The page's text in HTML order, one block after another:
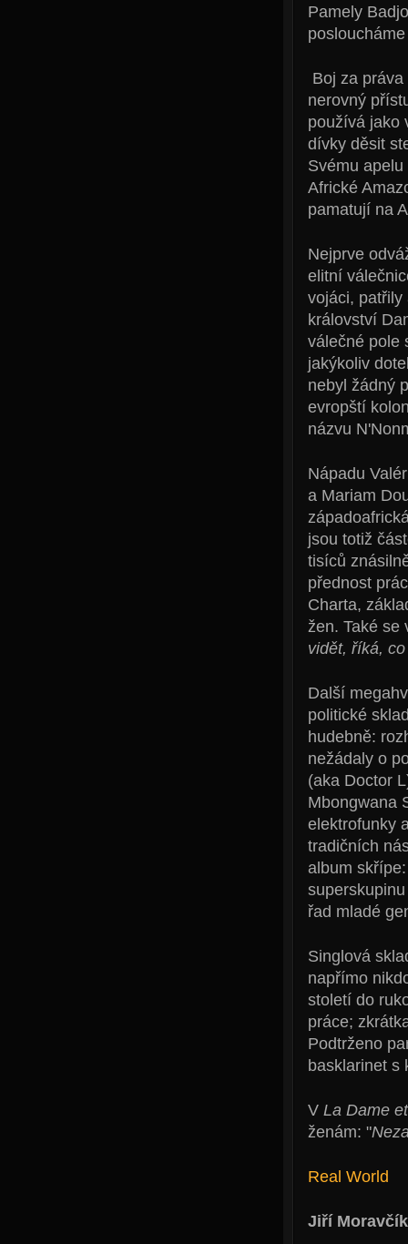
Pamely
Boj za
nerovný
používá jako
dívky děsit
Svému
Africké
pamatují na
Nejprve
elitní
vojáci,
království
válečné pole
jakýkoliv
nebyl žádný
evropští
názvu
Nápadu
a Mariam
jsou totiž
tisíců
přednost
Charta,
žen. Také
vidět, říká,
Další
politické
hudebně:
nežádaly o
(aka Doctor
Mbongwana
elektrofunky
tradičních
album
řad mladé
Singlová
napřímo
století do
práce;
Podtrženo
basklarinet s
V La Dame
ženám: "
Real World
Jiří Moravčík